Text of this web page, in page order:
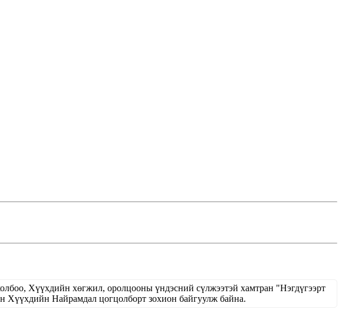
Хүүхдийн хөгжил, оролцооны үндэсний сүлжээтэй хамтран "Нэгдүгээрт
Найрамдал цогцолборт зохион байгуулж байна.